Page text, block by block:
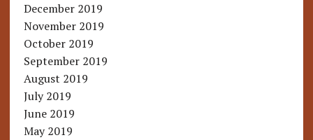
December 2019
November 2019
October 2019
September 2019
August 2019
July 2019
June 2019
May 2019